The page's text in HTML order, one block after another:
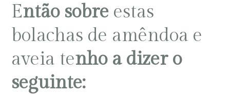
Então sobre estas
bolachas de amêndoa e
aveia tenho a dizer o
seguinte: